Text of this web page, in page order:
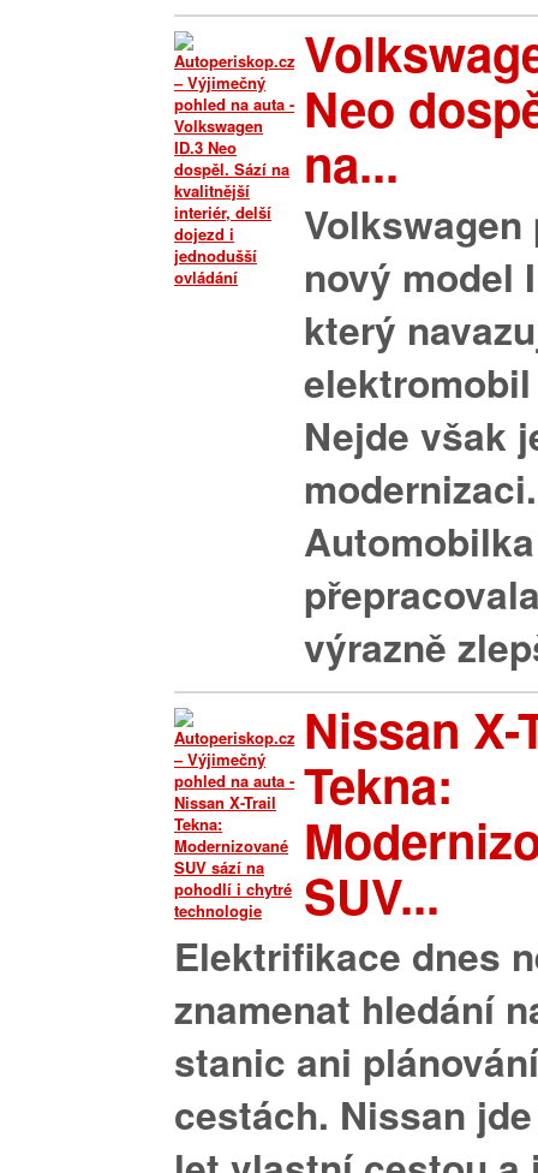
Neo
na...
nový model
který
Nejde však
modernizaci.
Automobilka
výrazně
Nissan X-
Tekna:
SUV...
Elektrifikace dnes
znamenat hledání
stanic ani
cestách. Nissan